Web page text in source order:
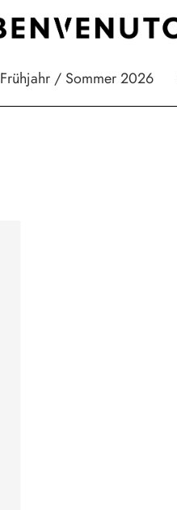
Frühjahr / Sommer 2026